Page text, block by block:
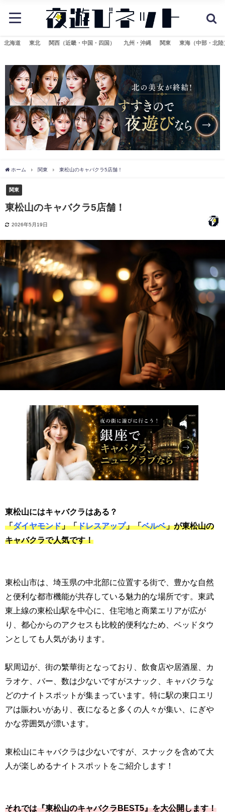
北海道 東北 関西（近畿・中国・四国） 九州・沖縄 関東 東海（中部・北陸
ホーム 関東 東松山のキャバクラ5店舗！
関東
東松山のキャバクラ5店舗！
2026年5月19日
東松山にはキャバクラはある？
「ダイヤモンド」「ドレスアップ」「ベルベ」が東松山の
キャバクラで人気です！
東松山市は、埼玉県の中北部に位置する街で、豊かな自然
と便利な都市機能が共存している魅力的な場所です。東武
東上線の東松山駅を中心に、住宅地と商業エリアが広が
り、都心からのアクセスも比較的便利なため、ベッドタウ
ンとしても人気があります。
駅周辺が、街の繁華街となっており、飲食店や居酒屋、カ
ラオケ、バー、数は少ないですがスナック、キャバクラな
どのナイトスポットが集まっています。特に駅の東口エリ
アは賑わいがあり、夜になると多くの人々が集い、にぎや
かな雰囲気が漂います。
東松山にキャバクラは少ないですが、スナックを含めて大
人が楽しめるナイトスポットをご紹介します！
それでは『東松山のキャバクラBEST5』を大公開します！